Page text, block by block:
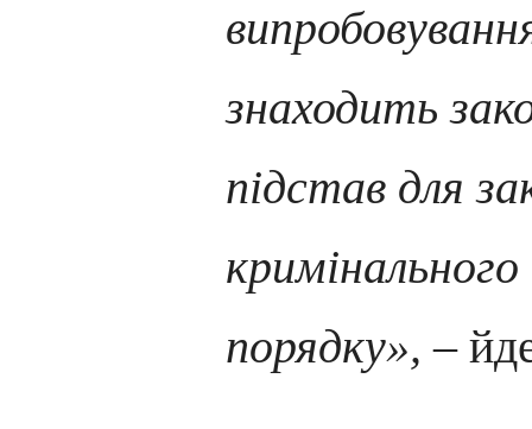
знаходить
підстав для
порядку», –